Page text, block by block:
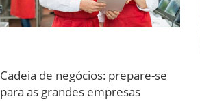
Cadeia de negócios: prepare-se
para as grandes empresas